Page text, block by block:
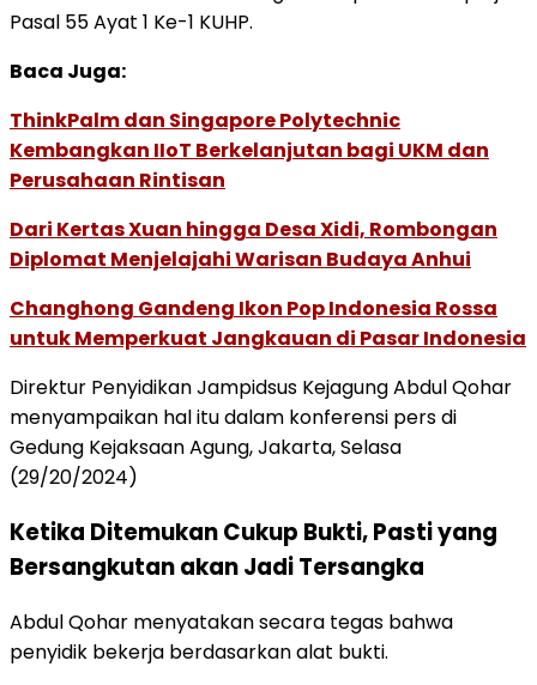
Pasal 55 Ayat 1 Ke-1 KUHP.
Baca Juga:
ThinkPalm dan Singapore Polytechnic
Kembangkan IIoT Berkelanjutan bagi UKM dan
Perusahaan Rintisan
Dari Kertas Xuan hingga Desa Xidi, Rombongan
Diplomat Menjelajahi Warisan Budaya Anhui
Changhong Gandeng Ikon Pop Indonesia Rossa
untuk Memperkuat Jangkauan di Pasar Indonesia
Direktur Penyidikan Jampidsus Kejagung Abdul Qohar
menyampaikan hal itu dalam konferensi pers di
Gedung Kejaksaan Agung, Jakarta, Selasa
(29/20/2024)
Ketika Ditemukan Cukup Bukti, Pasti yang
Bersangkutan akan Jadi Tersangka
Abdul Qohar menyatakan secara tegas bahwa
penyidik bekerja berdasarkan alat bukti.